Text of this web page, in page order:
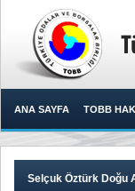
ANA SAYFA TOBB
Selçuk Öztürk Doğu